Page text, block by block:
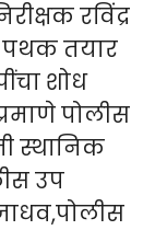
रविंद्र
तयार
शोध
पोलीस
स्थानिक
उप